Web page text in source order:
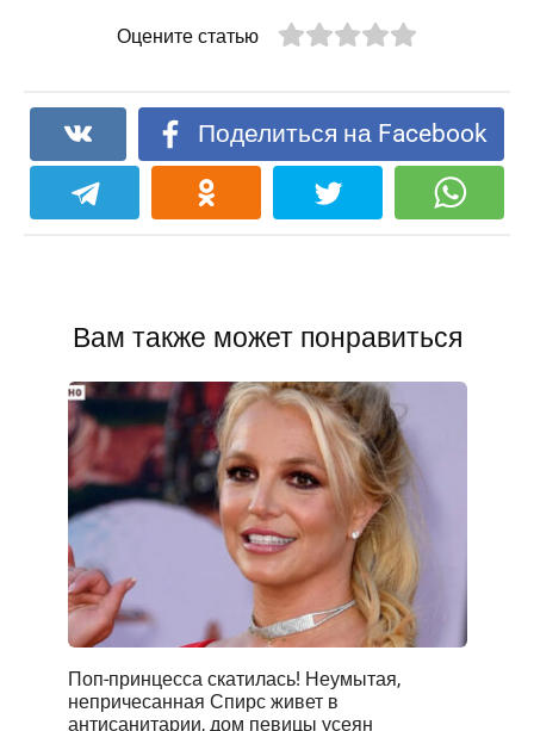
Оцените статью
Поделиться на Facebook
Вам также может понравиться
Поп-принцесса скатилась! Неумытая,
непричесанная Спирс живет в
антисанитарии, дом певицы усеян